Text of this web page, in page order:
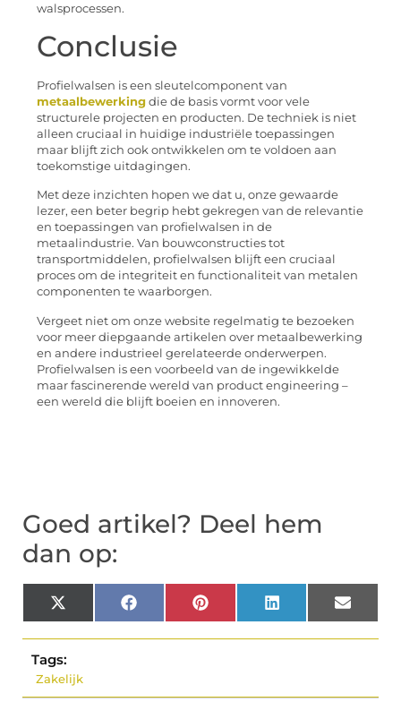
walsprocessen.
Conclusie
Profielwalsen is een sleutelcomponent van
metaalbewerking die de basis vormt voor vele
structurele projecten en producten. De techniek is niet
alleen cruciaal in huidige industriële toepassingen
maar blijft zich ook ontwikkelen om te voldoen aan
toekomstige uitdagingen.
Met deze inzichten hopen we dat u, onze gewaarde
lezer, een beter begrip hebt gekregen van de relevantie
en toepassingen van profielwalsen in de
metaalindustrie. Van bouwconstructies tot
transportmiddelen, profielwalsen blijft een cruciaal
proces om de integriteit en functionaliteit van metalen
componenten te waarborgen.
Vergeet niet om onze website regelmatig te bezoeken
voor meer diepgaande artikelen over metaalbewerking
en andere industrieel gerelateerde onderwerpen.
Profielwalsen is een voorbeeld van de ingewikkelde
maar fascinerende wereld van product engineering –
een wereld die blijft boeien en innoveren.
Goed artikel? Deel hem
dan op:
X
(Twitter)
Facebook Pinterest LinkedIn Email
Tags:
Zakelijk